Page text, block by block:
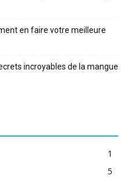
en faire votre meilleure
incroyables de la mangue
1
5